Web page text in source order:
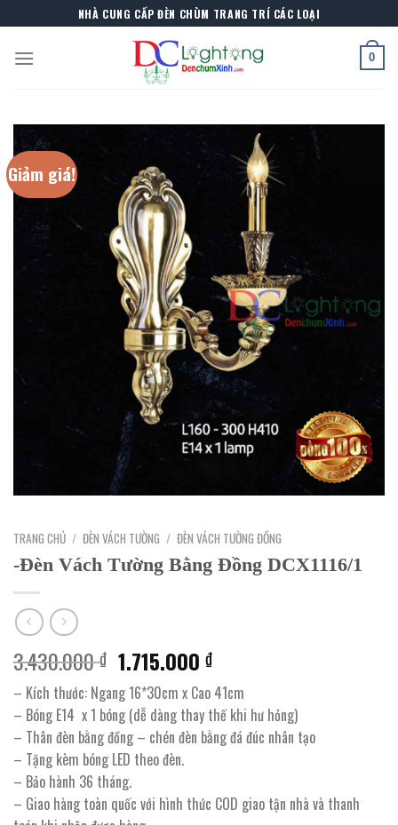
to
content
NHÀ CUNG CẤP ĐÈN CHÙM TRANG TRÍ CÁC LOẠI
0
Giảm giá!
TRANG CHỦ / ĐÈN VÁCH TƯỜNG / ĐÈN VÁCH TƯỜNG ĐỒNG
-Đèn Vách Tường Bằng Đồng DCX1116/1
3.430.000₫ Giá
gốc
là:
3.430.000 ₫.
1.715.000₫Giá
hiện
tại
là:
1.715.000 ₫.
– Kích thước: Ngang 16*30cm x Cao 41cm
– Bóng E14 x 1 bóng (dễ dàng thay thế khi hư hỏng)
– Thân đèn bằng đồng – chén đèn bằng đá đúc nhân tạo
– Tặng kèm bóng LED theo đèn.
– Bảo hành 36 tháng.
– Giao hàng toàn quốc với hình thức COD giao tận nhà và thanh